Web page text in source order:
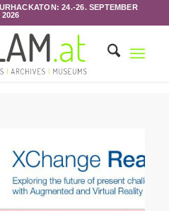
24.-26. SEPTEMBER
2026